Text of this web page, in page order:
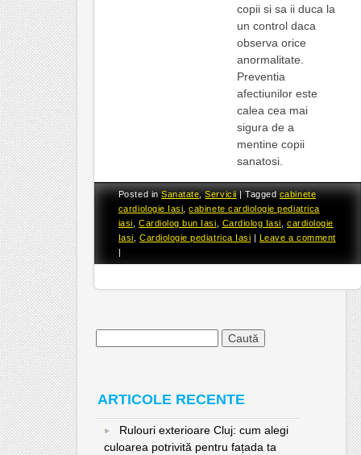
copii si sa ii duca la
un control daca
observa orice
anormalitate.
Preventia
afectiunilor este
calea cea mai
sigura de a
mentine copii
sanatosi.
Posted inSanatate ,Servicii |Tagged cabinete
cardiologie Iasi ,cabinete cardiologie pediatrica
iasi ,Cardiolog bun Iasi Cardiolog Iasi ,cardiologie
Iasi ,Cardiologie pediatrica Iasi
Leave a comment
ARTICOLE RECENTE
Rulouri exterioare Cluj: cum alegi
culoarea potrivită pentru fațada ta